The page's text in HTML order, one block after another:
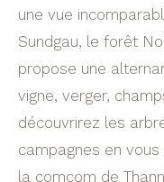
une vue
Sundgau, le forêt
propose une
vigne, verger,
découvrirez les
campagnes en
la comcom de